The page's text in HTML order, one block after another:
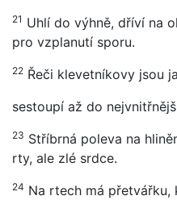
21 Uhlí do výhně, dříví na
pro vzplanutí sporu.
22 Řeči klevetníkovy jsou
sestoupí až do
23 Stříbrná poleva na
rty, ale zlé srdce.
24 Na rtech má přetvářku,